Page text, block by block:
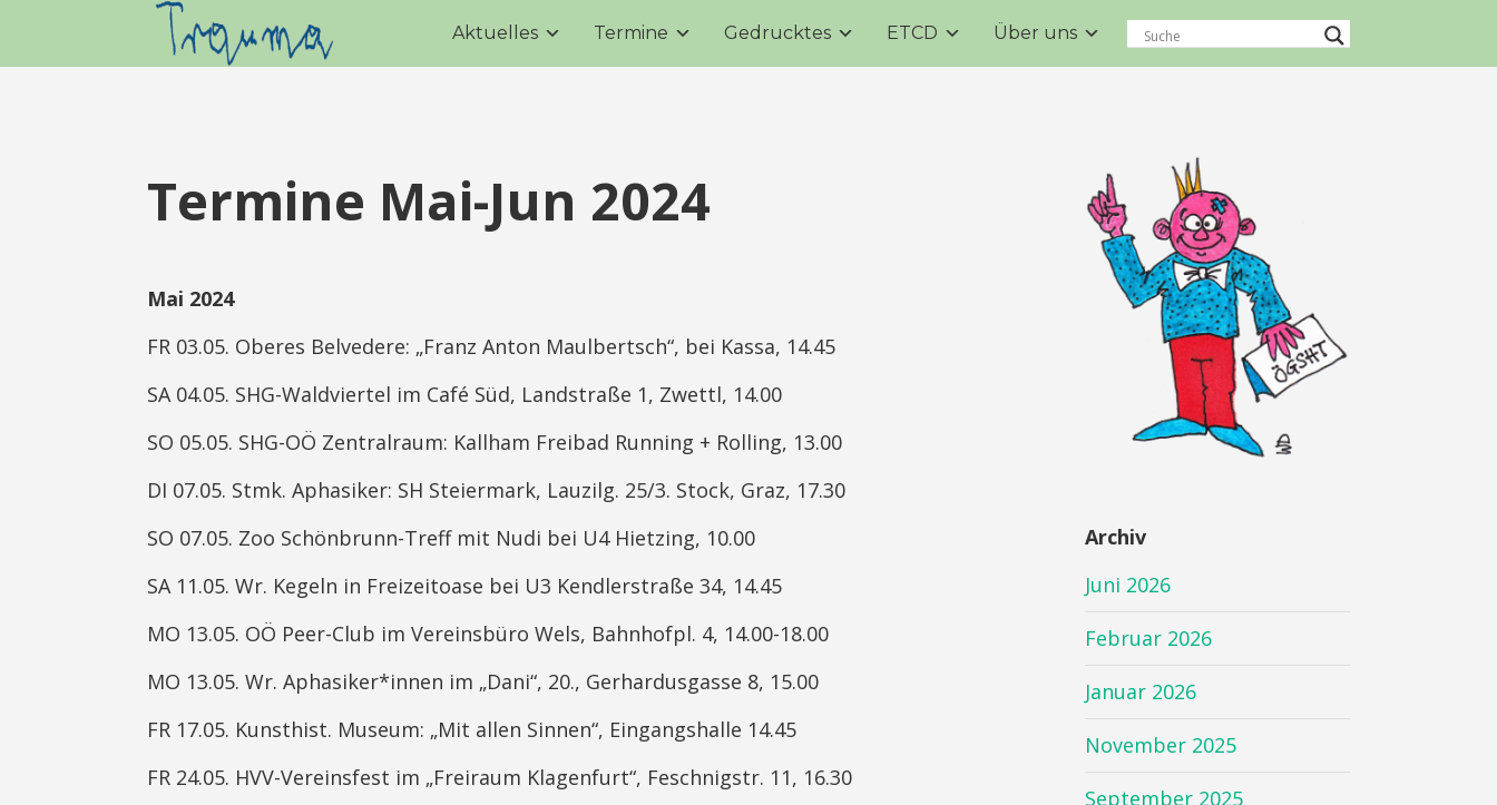
Aktuelles Termine Gedrucktes ETCD Über uns
Termine Mai-Jun 2024
Mai 2024
FR 03.05. Oberes Belvedere: „Franz Anton Maulbertsch“, bei Kassa, 14.45
SA 04.05. SHG-Waldviertel im Café Süd, Landstraße 1, Zwettl, 14.00
SO 05.05. SHG-OÖ Zentralraum: Kallham Freibad Running + Rolling, 13.00
DI 07.05. Stmk. Aphasiker: SH Steiermark, Lauzilg. 25/3. Stock, Graz, 17.30
SO 07.05. Zoo Schönbrunn-Treff mit Nudi bei U4 Hietzing, 10.00
SA 11.05. Wr. Kegeln in Freizeitoase bei U3 Kendlerstraße 34, 14.45
MO 13.05. OÖ Peer-Club im Vereinsbüro Wels, Bahnhofpl. 4, 14.00-18.00
MO 13.05. Wr. Aphasiker*innen im „Dani“, 20., Gerhardusgasse 8, 15.00
FR 17.05. Kunsthist. Museum: „Mit allen Sinnen“, Eingangshalle 14.45
FR 24.05. HVV-Vereinsfest im „Freiraum Klagenfurt“, Feschnigstr. 11, 16.30
Archiv
Juni 2026
Februar 2026
Januar 2026
November 2025
September 2025